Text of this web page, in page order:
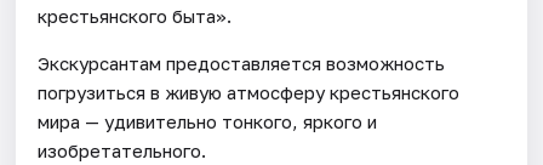
крестьянского быта».
Экскурсантам предоставляется возможность
погрузиться в живую атмосферу крестьянского
мира — удивительно тонкого, яркого и
изобретательного.